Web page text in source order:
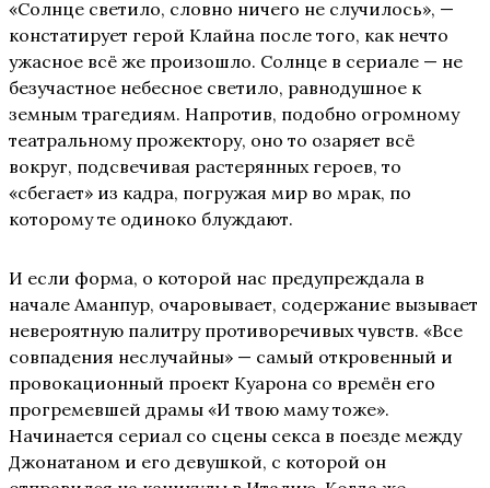
«Солнце светило, словно ничего не случилось», —
констатирует герой Клайна после того, как нечто
ужасное всё же произошло. Солнце в сериале — не
безучастное небесное светило, равнодушное к
земным трагедиям. Напротив, подобно огромному
театральному прожектору, оно то озаряет всё
вокруг, подсвечивая растерянных героев, то
«сбегает» из кадра, погружая мир во мрак, по
которому те одиноко блуждают.
И если форма, о которой нас предупреждала в
начале Аманпур, очаровывает, содержание вызывает
невероятную палитру противоречивых чувств. «Все
совпадения неслучайны» — самый откровенный и
провокационный проект Куарона со времён его
прогремевшей драмы «И твою маму тоже».
Начинается сериал со сцены секса в поезде между
Джонатаном и его девушкой, с которой он